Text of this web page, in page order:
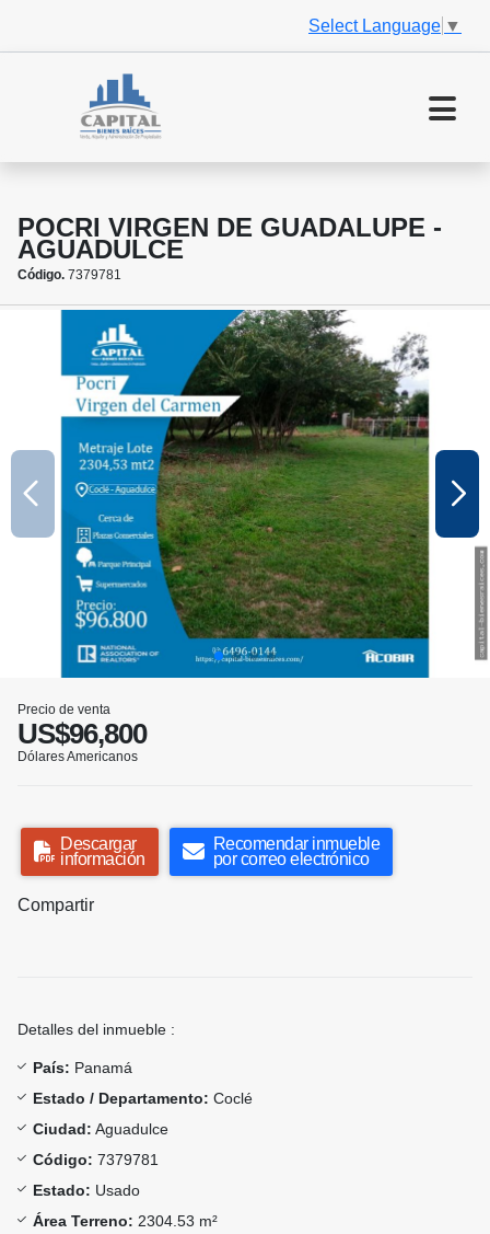
Select Language ▼
POCRI VIRGEN DE GUADALUPE -
AGUADULCE
Código. 7379781
Precio de venta
US$96,800
Dólares Americanos
Descargar
información
Recomendar inmueble
por correo electrónico
Compartir
Detalles del inmueble :
País: Panamá
Estado / Departamento: Coclé
Ciudad: Aguadulce
Código: 7379781
Estado: Usado
Área Terreno: 2304.53 m²